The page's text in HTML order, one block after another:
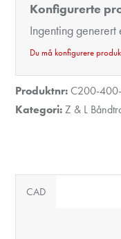
belt,
Type
Konfigurerte
Ingenting generert
Du må konfigurere
Produktnr:C200-
Kategori:Z & L
CAD